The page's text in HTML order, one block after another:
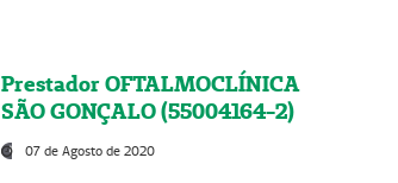
Prestador OFTALMOCLÍNICA
SÃO GONÇALO (55004164-2)
07 de Agosto de 2020